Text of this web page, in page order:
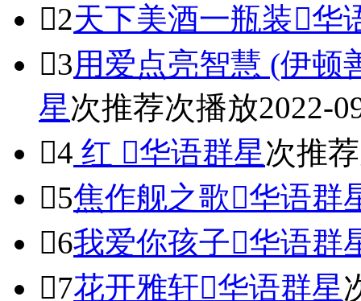
2天下美酒一瓶装华
3用爱点亮智慧 (伊顿
星次推荐次播放2022-
4 红 华语群星次推荐
5焦作舰之歌华语群
6我爱你孩子华语群
7花开雅轩华语群星